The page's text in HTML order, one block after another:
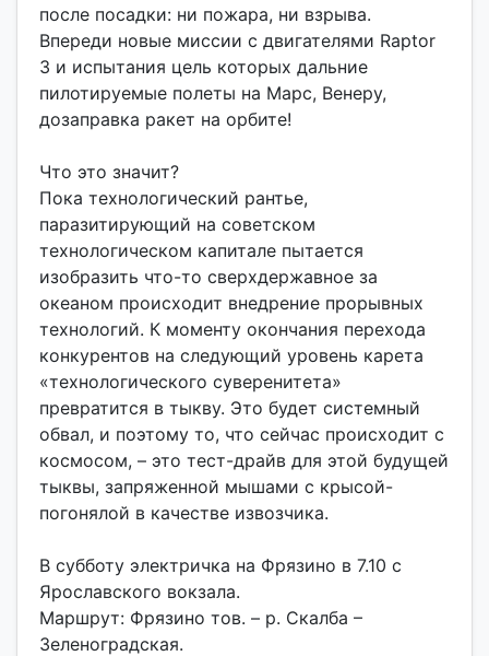
после посадки: ни пожара, ни взрыва.
Впереди новые миссии с двигателями Raptor
3 и испытания цель которых дальние
пилотируемые полеты на Марс, Венеру,
дозаправка ракет на орбите!
Что это значит?
Пока технологический рантье,
паразитирующий на советском
технологическом капитале пытается
изобразить что-то сверхдержавное за
океаном происходит внедрение прорывных
технологий. К моменту окончания перехода
конкурентов на следующий уровень карета
«технологического суверенитета»
превратится в тыкву. Это будет системный
обвал, и поэтому то, что сейчас происходит с
космосом, – это тест-драйв для этой будущей
тыквы, запряженной мышами с крысой-
погонялой в качестве извозчика.
В субботу электричка на Фрязино в 7.10 с
Ярославского вокзала.
Маршрут: Фрязино тов. – р. Скалба –
Зеленоградская.